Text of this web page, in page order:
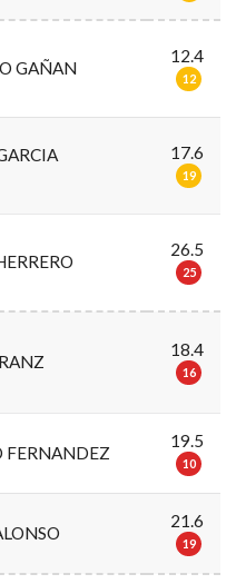
GAÑAN
12.4
12
17.6
19
26.5
25
18.4
16
FERNANDEZ
19.5
10
21.6
19